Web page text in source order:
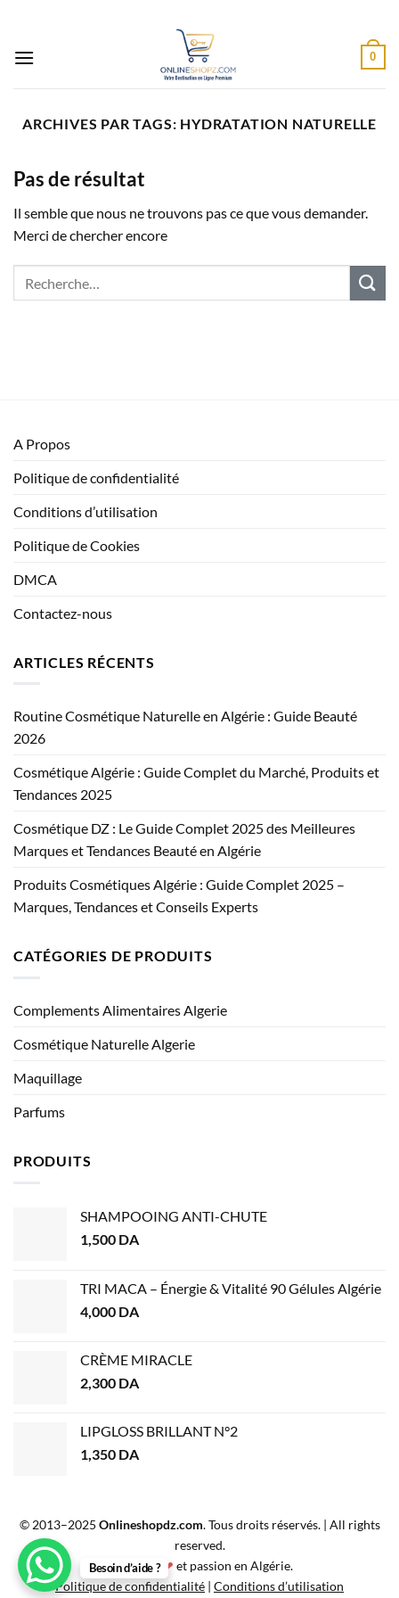
contenu
0
ARCHIVES PAR TAGS: HYDRATATION NATURELLE
Pas de résultat
Il semble que nous ne trouvons pas ce que vous demander.
Merci de chercher encore
A Propos
Politique de confidentialité
Conditions d’utilisation
Politique de Cookies
DMCA
Contactez-nous
ARTICLES RÉCENTS
Routine Cosmétique Naturelle en Algérie : Guide Beauté
2026
Cosmétique Algérie : Guide Complet du Marché, Produits et
Tendances 2025
Cosmétique DZ : Le Guide Complet 2025 des Meilleures
Marques et Tendances Beauté en Algérie
Produits Cosmétiques Algérie : Guide Complet 2025 –
Marques, Tendances et Conseils Experts
CATÉGORIES DE PRODUITS
Complements Alimentaires Algerie
Cosmétique Naturelle Algerie
Maquillage
Parfums
PRODUITS
SHAMPOOING ANTI-CHUTE
1,500 DA
TRI MACA – Énergie & Vitalité 90 Gélules Algérie
4,000 DA
CRÈME MIRACLE
2,300 DA
LIPGLOSS BRILLANT N°2
1,350 DA
© 2013–2025 Onlineshopdz.com. Tous droits réservés. | All rights
reserved.
Créé avec ❤ et passion en Algérie.
Politique de confidentialité | Conditions d’utilisation
Besoin d’aide ?